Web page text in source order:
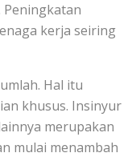
. Peningkatan
kerja seiring
Hal itu
khusus. Insinyur
merupakan
mulai menambah